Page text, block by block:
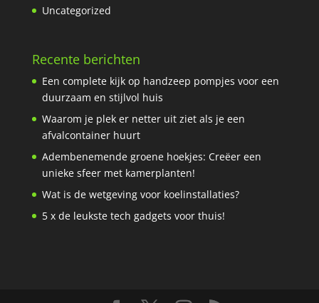
Uncategorized
Recente berichten
Een complete kijk op handzeep pompjes voor een
duurzaam en stijlvol huis
Waarom je plek er netter uit ziet als je een
afvalcontainer huurt
Adembenemende groene hoekjes: Creëer een
unieke sfeer met kamerplanten!
Wat is de wetgeving voor koelinstallaties?
5 x de leukste tech gadgets voor thuis!